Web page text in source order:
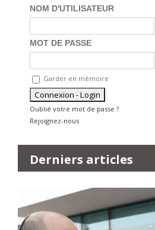
NOM D'UTILISATEUR
MOT DE PASSE
Garder en mémoire
Oublié votre mot de passe ?
Rejoignez-nous
Derniers articles